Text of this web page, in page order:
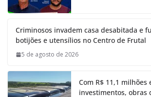
Criminosos invadem casa desabitada e
botijões e utensílios no Centro de Frutal
5 de agosto de 2026
Com R$ 11,1 milhões
investimentos, obras